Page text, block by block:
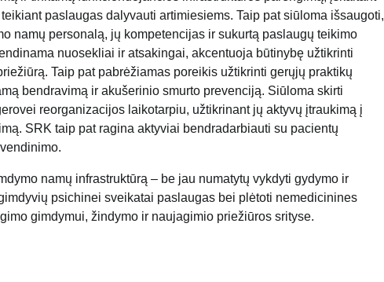
paslaugas dalyvauti artimiesiems. Taip pat siūloma išsaugoti,
namų personalą, jų kompetencijas ir sukurtą paslaugų teikimo
nuosekliai ir atsakingai, akcentuoja būtinybę užtikrinti
Taip pat pabrėžiamas poreikis užtikrinti gerųjų praktikų
bendravimą ir akušerinio smurto prevenciją. Siūloma skirti
reorganizacijos laikotarpiu, užtikrinant jų aktyvų įtraukimą į
SRK taip pat ragina aktyviai bendradarbiauti su pacientų
namų infrastruktūrą – be jau numatytų vykdyti gydymo ir
psichinei sveikatai paslaugas bei plėtoti nemedicinines
gimdymui, žindymo ir naujagimio priežiūros srityse.